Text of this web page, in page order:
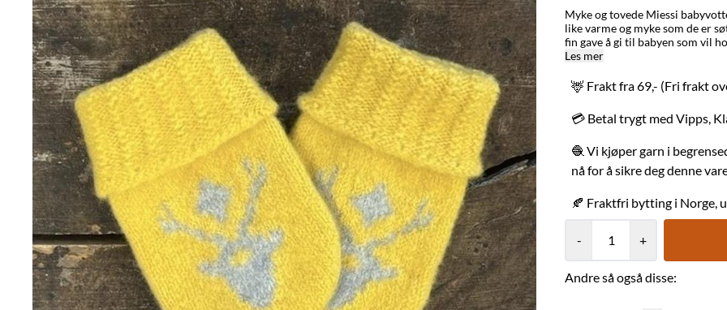
Myke og tovede Miessi
like varme og myke som de er
fin gave å gi til babyen som vil
/ LAGET I: Karasjok og Alta med stor
sett temperaturen ned til 20
30 grader. Bruk
tørketrommelen. Davvisámegillii: Litna njuoratmáná Miessi fáhcat main ii leat bealgi.
100% merinoullu. Fáhcat
Graveniid lea duddjon
som garanterer at varen er laget av oss, og i Sápmi.
merkeordningen som
Les mer
🦌 Frakt fra 69,- (Fri frakt
💳 Betal trygt med Vipps,
🧶 Vi kjøper garn i
nå for å sikre deg denne
🍂 Fraktfri bytting i Norge,
- +
Andre så også disse: